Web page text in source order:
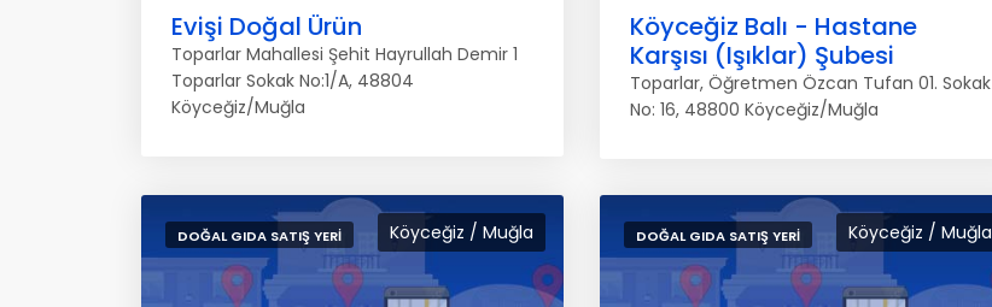
Evişi Doğal Ürün
Toparlar Mahallesi Şehit Hayrullah Demir 1
Toparlar Sokak No:1/A, 48804
Köyceğiz/Muğla
Köyceğiz Balı - Hastane
Karşısı (Işıklar) Şubesi
Toparlar, Öğretmen Özcan Tufan 01. Sokak
No: 16, 48800 Köyceğiz/Muğla
Köyceğiz / Muğla
DOĞAL GIDA SATIŞ YERI Köyceğiz / Muğla
DOĞAL GIDA SATIŞ YERI